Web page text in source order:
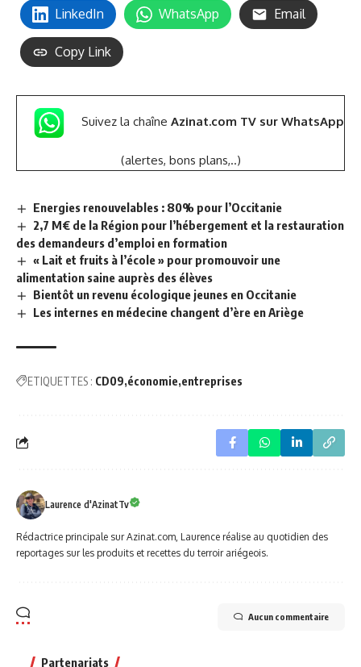
LinkedIn WhatsApp Email
Copy Link
Suivez la chaîne Azinat.com TV sur WhatsApp
(alertes, bons plans,..)
Energies renouvelables : 80% pour l’Occitanie
2,7 M€ de la Région pour l’hébergement et la restauration
des demandeurs d’emploi en formation
« Lait et fruits à l’école » pour promouvoir une
alimentation saine auprès des élèves
Bientôt un revenu écologique jeunes en Occitanie
Les internes en médecine changent d’ère en Ariège
ETIQUETTES : CD09 économie entreprises
Laurence d'AzinatTv
Rédactrice principale sur Azinat.com, Laurence réalise au quotidien des
reportages sur les produits et recettes du terroir ariégeois.
Aucun commentaire
Partenariats